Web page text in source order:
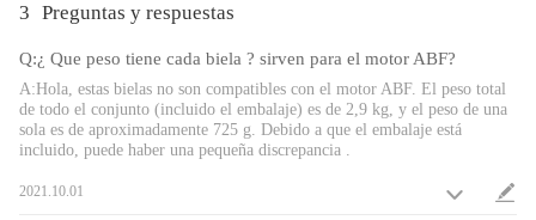
2000 compatible para VW Passat
1998-presente compatible para VW Golf, compatible para VW Jetta,
compatible para VW New Beetle
2001-2005 compatible para VW Passat
2001-presente compatible para VW Jetta, compatible para VW New
Beetle
3 Preguntas y respuestas
Q:¿ Que peso tiene cada biela ? sirven para el motor ABF?
A:Hola, estas bielas no son compatibles con el motor ABF. El peso total
de todo el conjunto (incluido el embalaje) es de 2,9 kg, y el peso de una
sola es de aproximadamente 725 g. Debido a que el embalaje está
incluido, puede haber una pequeña discrepancia .
2021.10.01